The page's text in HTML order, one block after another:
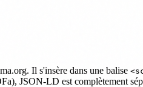
Il s'insère dans une balise
JSON-LD est complètement